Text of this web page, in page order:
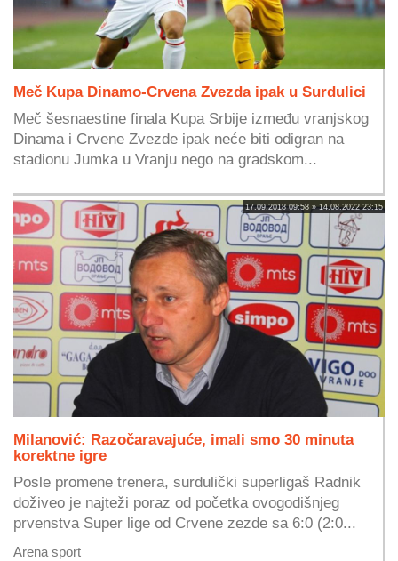
Meč Kupa Dinamo-Crvena Zvezda ipak u Surdulici
Meč šesnaestine finala Kupa Srbije između vranjskog
Dinama i Crvene Zvezde ipak neće biti odigran na
stadionu Jumka u Vranju nego na gradskom...
17.09.2018 09:58 » 14.08.2022 23:15
Milanović: Razočaravajuće, imali smo 30 minuta
korektne igre
Posle promene trenera, surdulički superligaš Radnik
doživeo je najteži poraz od početka ovogodišnjeg
prvenstva Super lige od Crvene zezde sa 6:0 (2:0...
Arena sport